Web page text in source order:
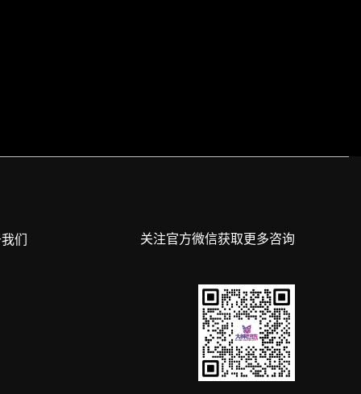
们 关注官方微信获取更多咨询